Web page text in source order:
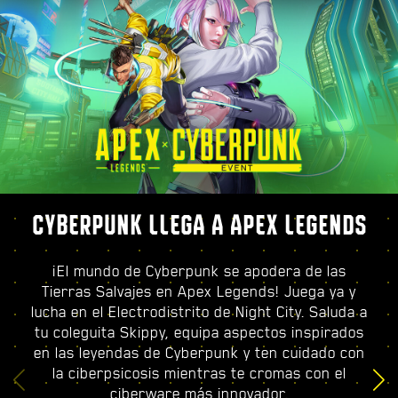
CYBERPUNK LLEGA A APEX LEGENDS
¡El mundo de Cyberpunk se apodera de las
Tierras Salvajes en Apex Legends! Juega ya y
lucha en el Electrodistrito de Night City. Saluda a
tu coleguita Skippy, equipa aspectos inspirados
en las leyendas de Cyberpunk y ten cuidado con
la ciberpsicosis mientras te cromas con el
ciberware más innovador.